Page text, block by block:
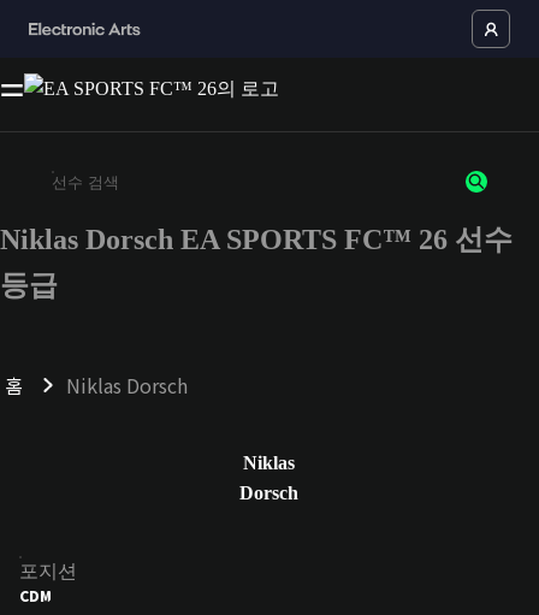
최소 3자 이상의 문자 또는 숫자를 입력하세요
Niklas Dorsch EA SPORTS FC™ 26 선수
등급
홈 Niklas Dorsch
Niklas
Dorsch
포지션
CDM